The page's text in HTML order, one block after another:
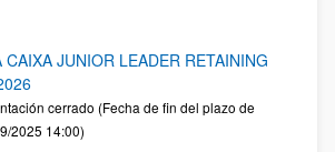
CAIXA JUNIOR LEADER RETAINING
cerrado (Fecha de fin del plazo de
2025 14:00)